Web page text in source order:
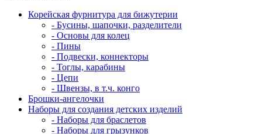
Корейская фурнитура для бижутерии
- Бусины, шапочки, разделители
- Основы для колец
- Пины
- Подвески, коннекторы
- Тоглы, карабины
- Цепи
- Швензы, в т.ч. конго
Брошки-ангелочки
Наборы для создания детских изделий
- Наборы для браслетов
- Наборы для грызунков